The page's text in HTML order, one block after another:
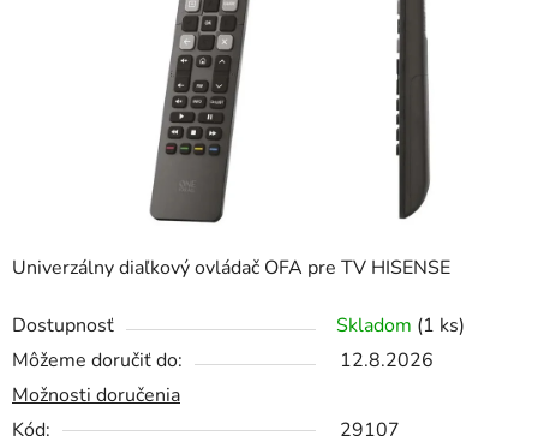
Univerzálny diaľkový ovládač OFA pre TV HISENSE
Dostupnosť Skladom (1 ks)
Môžeme doručiť do:
12.8.2026
Možnosti doručenia
Kód:
29107